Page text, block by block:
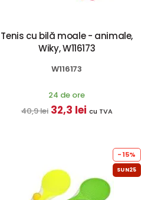
Tenis cu bilă moale - animale,
Wiky, W116173
W116173
24 de ore
40,9 lei 32,3 lei cu TVA
-15%
SUN25